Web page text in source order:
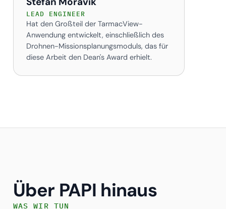
LEAD ENGINEER
Hat den Großteil der TarmacView-
Anwendung entwickelt, einschließlich des
Drohnen-Missionsplanungsmoduls, das für
diese Arbeit den Dean's Award erhielt.
Über PAPI hinaus
WAS WIR TUN